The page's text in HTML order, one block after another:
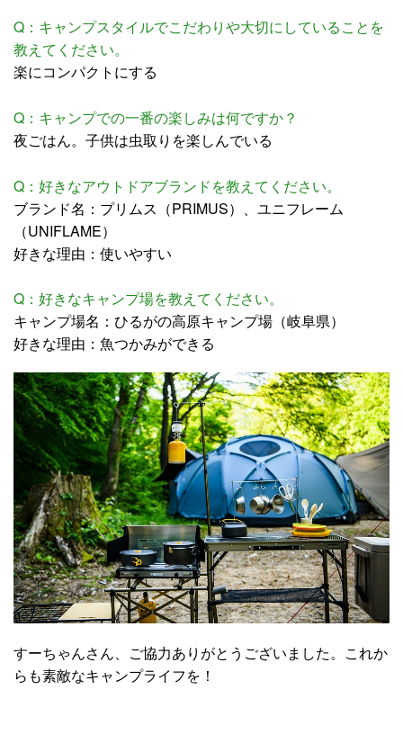
Q：キャンプスタイルでこだわりや大切にしていることを
教えてください。
楽にコンパクトにする
Q：キャンプでの一番の楽しみは何ですか？
夜ごはん。子供は虫取りを楽しんでいる
Q：好きなアウトドアブランドを教えてください。
ブランド名：プリムス（PRIMUS）、ユニフレーム
（UNIFLAME）
好きな理由：使いやすい
Q：好きなキャンプ場を教えてください。
キャンプ場名：ひるがの高原キャンプ場（岐阜県）
好きな理由：魚つかみができる
すーちゃんさん、ご協力ありがとうございました。これか
らも素敵なキャンプライフを！